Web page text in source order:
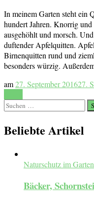
In meinem Garten steht ein
hundert Jahren. Knorrig
ausgehöhlt und morsch.
duftender Apfelquitten.
Birnenquitten rund und
besonders würzig.
am27. September 201627.
Suchen
nach:
Beliebte Artikel
Naturschutz im Garten
Bäcker,